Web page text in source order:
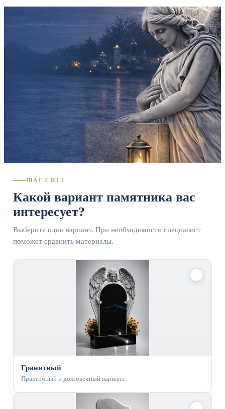
ШАГ 2 ИЗ 4
Какой вариант памятника вас
интересует?
Выберите один вариант. При необходимости специалист
поможет сравнить материалы.
Гранитный
Практичный и долговечный вариант.